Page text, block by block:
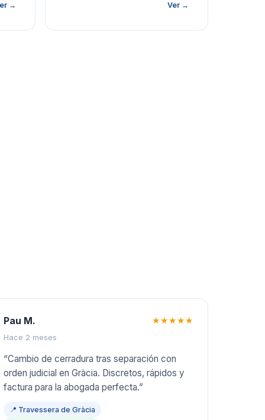
→ Ver →
Pau M.
Hace 2 meses
★★★★★
“Cambio de cerradura tras separación con
orden judicial en Gràcia. Discretos, rápidos y
factura para la abogada perfecta.”
📍 Travessera de Gràcia